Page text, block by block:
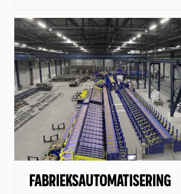
FABRIEKSAUTOMATISERING